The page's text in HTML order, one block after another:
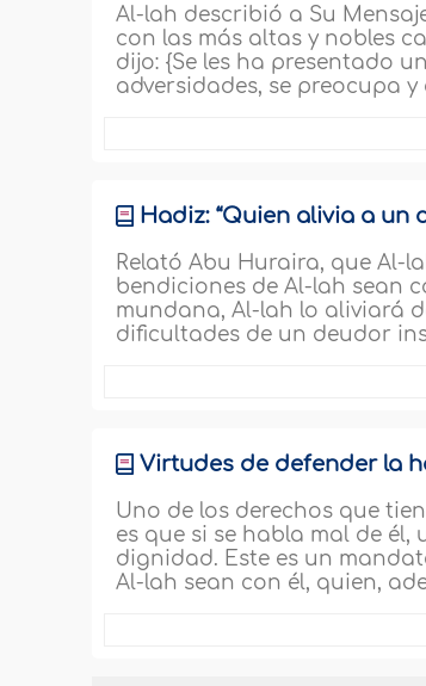
Al-lah describió a Su
con las más altas y nobles
dijo: {Se les ha presentado
adversidades, se preocupa
Hadiz: “Quien alivia a un
Relató Abu Huraira, que Al-
bendiciones de Al-lah sean
mundana, Al-lah lo aliviará
dificultades de un deudor
Virtudes de defender la
Uno de los derechos que
es que si se habla mal de
dignidad. Este es un
Al-lah sean con él, quien,